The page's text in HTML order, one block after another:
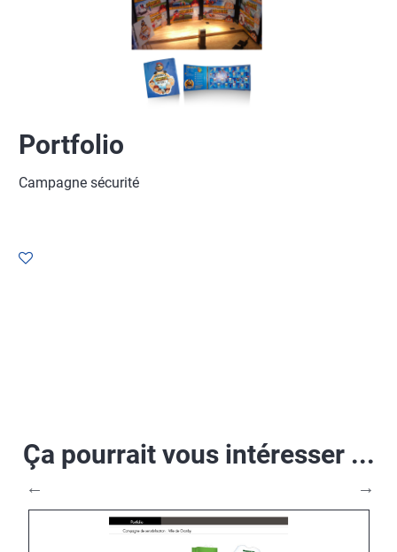
Portfolio
Campagne sécurité
Ça pourrait vous intéresser ...